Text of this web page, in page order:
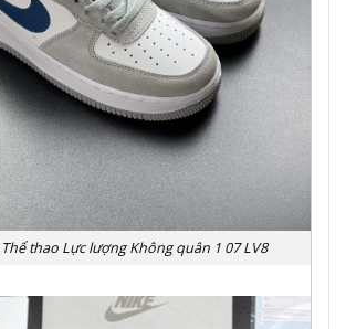
thao Lực lượng Không quân 1 07 LV8